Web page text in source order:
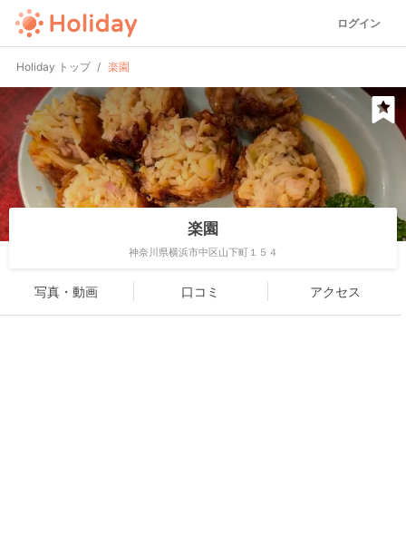
ログイン
Holiday トップ 楽園
楽園
神奈川県横浜市中区山下町１５４
写真・動画 口コミ アクセス